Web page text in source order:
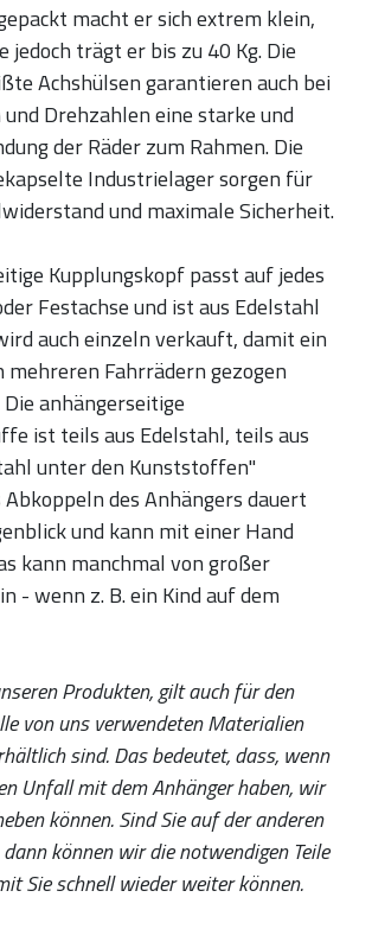
macht er sich extrem klein,
jedoch trägt er bis zu 40 Kg. Die
Achshülsen garantieren auch bei
Drehzahlen eine starke und
der Räder zum Rahmen. Die
Industrielager sorgen für
und maximale Sicherheit.
Kupplungskopf passt auf jedes
Festachse und ist aus Edelstahl
auch einzeln verkauft, damit ein
mehreren Fahrrädern gezogen
anhängerseitige
ist teils aus Edelstahl, teils aus
unter den Kunststoffen"
des Anhängers dauert
und kann mit einer Hand
kann manchmal von großer
- wenn z. B. ein Kind auf dem
Produkten, gilt auch für den
von uns verwendeten Materialien
sind. Das bedeutet, dass, wenn
Unfall mit dem Anhänger haben, wir
können. Sind Sie auf der anderen
können wir die notwendigen Teile
Sie schnell wieder weiter können.